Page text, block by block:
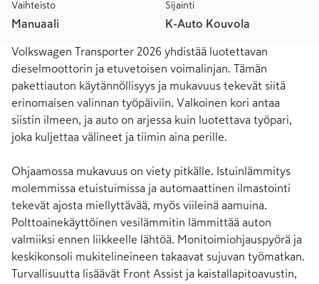
Vaihteisto
Manuaali
Sijainti
K-Auto Kouvola
Volkswagen Transporter 2026 yhdistää luotettavan
dieselmoottorin ja etuvetoisen voimalinjan. Tämän
pakettiauton käytännöllisyys ja mukavuus tekevät siitä
erinomaisen valinnan työpäiviin. Valkoinen kori antaa
siistin ilmeen, ja auto on arjessa kuin luotettava työpari,
joka kuljettaa välineet ja tiimin aina perille.
Ohjaamossa mukavuus on viety pitkälle. Istuinlämmitys
molemmissa etuistuimissa ja automaattinen ilmastointi
tekevät ajosta miellyttävää, myös viileinä aamuina.
Polttoainekäyttöinen vesilämmitin lämmittää auton
valmiiksi ennen liikkeelle lähtöä. Monitoimiohjauspyörä ja
keskikonsoli mukitelineineen takaavat sujuvan työmatkan.
Turvallisuutta lisäävät Front Assist ja kaistallapitoavustin,